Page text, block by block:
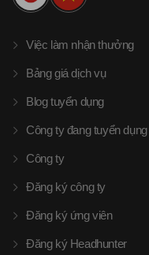
Việc làm nhận thưởng
Bảng giá dịch vụ
Blog tuyển dụng
Công ty đang tuyển dụng
Công ty
Đăng ký công ty
Đăng ký ứng viên
Đăng ký Headhunter